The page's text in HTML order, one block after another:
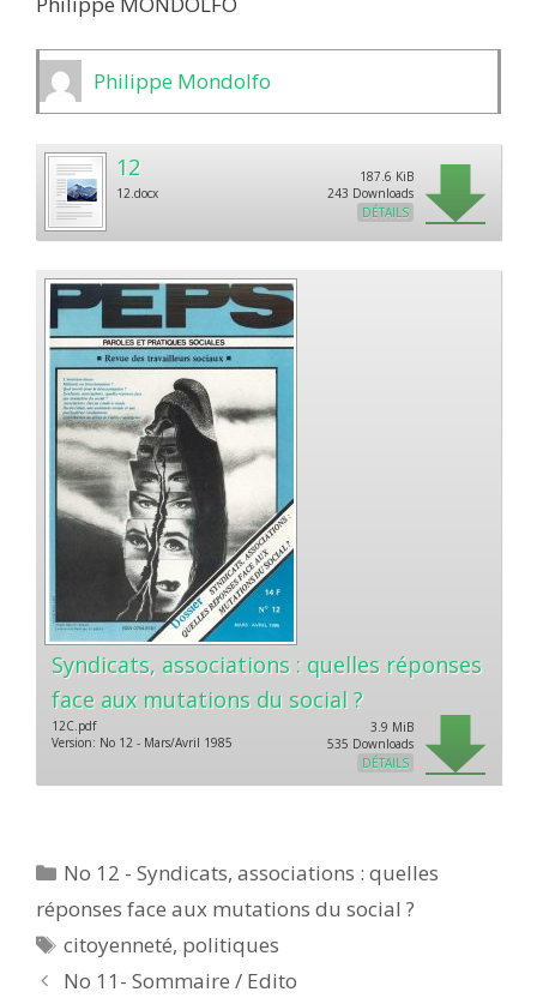
Philippe Mondolfo
12
12.docx
187.6 KiB
243 Downloads
DÉTAILS
Syndicats, associations : quelles réponses
face aux mutations du social ?
12C.pdf
Version: No 12 - Mars/Avril 1985
3.9 MiB
535 Downloads
DÉTAILS
Catégories
No 12 - Syndicats, associations : quelles
réponses face aux mutations du social ?
Étiquettes
citoyenneté, politiques
No 11- Sommaire / Edito